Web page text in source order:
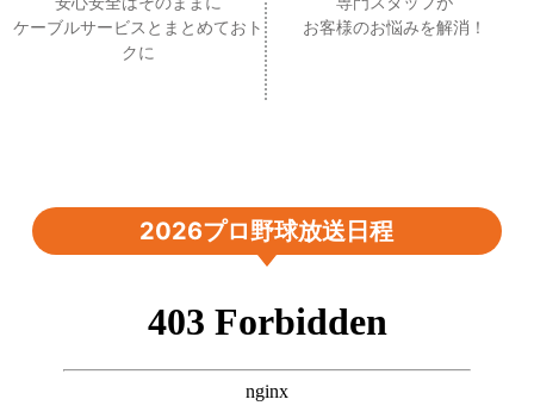
ケーブルサービスとまとめておト
クに
お客様のお悩みを解消！
2026プロ野球放送日程